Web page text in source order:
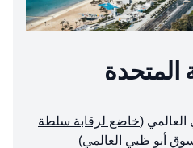
المتحدة
(خاضع لرقابة سلطة
أبو ظبي العالمي)